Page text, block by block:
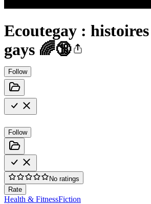
Ecoutegay :
gays 🌈🔞
Follow
Follow
No ratings
Rate
Health & FitnessFiction